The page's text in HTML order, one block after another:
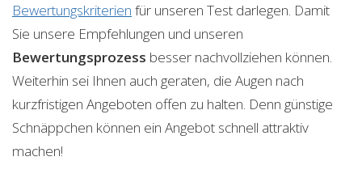
Bewertungskriterien für unseren Test darlegen. Damit
Sie unsere Empfehlungen und unseren
Bewertungsprozess besser nachvollziehen können.
Weiterhin sei Ihnen auch geraten, die Augen nach
kurzfristigen Angeboten offen zu halten. Denn günstige
Schnäppchen können ein Angebot schnell attraktiv
machen!